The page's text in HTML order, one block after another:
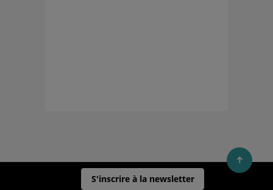
S'inscrire à la newsletter